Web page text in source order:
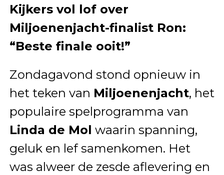
Kijkers vol lof over
Miljoenenjacht-finalist Ron:
“Beste finale ooit!”
Zondagavond stond opnieuw in
het teken van Miljoenenjacht, het
populaire spelprogramma van
Linda de Mol waarin spanning,
geluk en lef samenkomen. Het
was alweer de zesde aflevering en